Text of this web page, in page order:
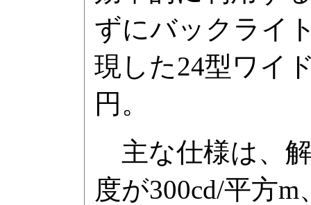
ずにバックライ
現した24型ワイ
円。
主な仕様は、
度が300cd/平方